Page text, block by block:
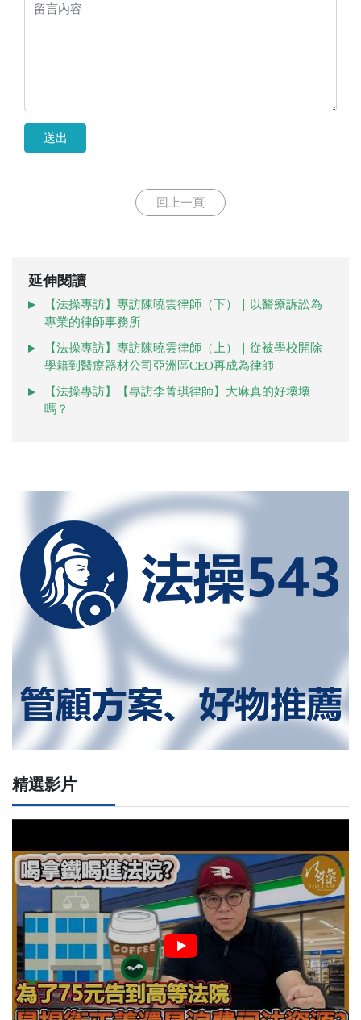
送出
回上一頁
延伸閱讀
【法操專訪】專訪陳曉雲律師（下）｜以醫療訴訟為
專業的律師事務所
【法操專訪】專訪陳曉雲律師（上）｜從被學校開除
學籍到醫療器材公司亞洲區CEO再成為律師
【法操專訪】【專訪李菁琪律師】大麻真的好壞壞
嗎？
精選影片